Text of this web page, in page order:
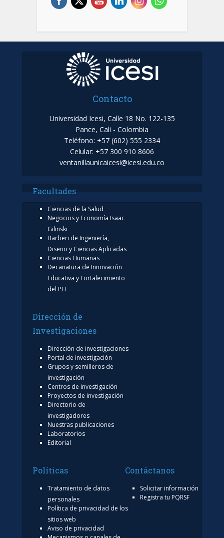
Contacto
Universidad Icesi, Calle 18 No. 122-135
Pance, Cali - Colombia
Teléfono: +57 (602) 555 2334
Celular: +57 300 910 8606
ventanillaunicaicesi@icesi.edu.co
Facultades
Ciencias de la Salud
Negocios y Economía Isaac
Gilinski
Barberi de Ingeniería,
Diseño y Ciencias Aplicadas
Ciencias Humanas
Decanatura de Innovación
Educativa y Fortalecimiento
del PEI
Dirección de
Investigaciones
Dirección de investigaciones
Portal de investigación
Grupos y semilleros de
investigación
Centros de investigación
Proyectos de investigación
Directorio de
investigadores
Nuestras publicaciones
Laboratorios
Editorial
Políticas
Tratamiento de datos
personales
Política de privacidad de los
sitios web
Aviso de privacidad
Contáctanos
Solicitar información
Registra tu PQRSF